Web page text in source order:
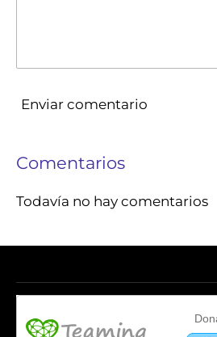
Enviar comentario
Comentarios
Todavía no hay comentarios